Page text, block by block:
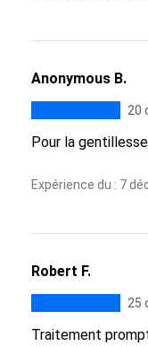
Anonymous B.
20
Pour la
Expérience du : 7
Robert F.
25
Traitement